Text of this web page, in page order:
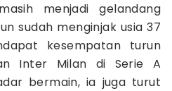
menjadi gelandang
sudah menginjak usia 37
kesempatan turun
Inter Milan di Serie A
bermain, ia juga turut